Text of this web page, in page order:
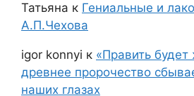
Татьяна к Гениальные и
А.П.Чехова
igor konnyi к «Править будет
древнее пророчество
наших глазах